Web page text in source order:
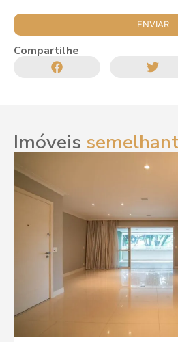
Compartilhe
Imóveis